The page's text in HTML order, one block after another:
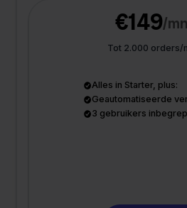
€149/
Tot 2.000 orders/
Alles in Starter, plus:
Geautomatiseerde
3 gebruikers